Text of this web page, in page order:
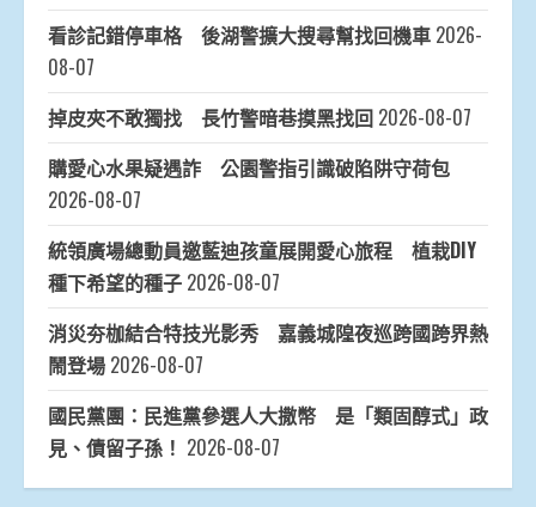
看診記錯停車格 後湖警擴大搜尋幫找回機車 2026-
08-07
掉皮夾不敢獨找 長竹警暗巷摸黑找回 2026-08-07
購愛心水果疑遇詐 公園警指引識破陷阱守荷包
2026-08-07
統領廣場總動員邀藍迪孩童展開愛心旅程 植栽DIY
種下希望的種子 2026-08-07
消災夯枷結合特技光影秀 嘉義城隍夜巡跨國跨界熱
鬧登場 2026-08-07
國民黨團：民進黨參選人大撒幣 是「類固醇式」政
見、債留子孫！ 2026-08-07